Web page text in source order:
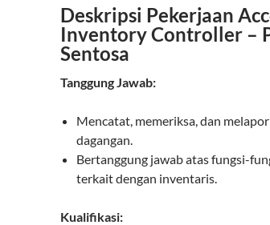
Deskripsi Pekerjaan
Inventory Controller –
Sentosa
Tanggung Jawab:
Mencatat, memeriksa, dan
dagangan.
Bertanggung jawab atas fungsi-
terkait dengan inventaris.
Kualifikasi: